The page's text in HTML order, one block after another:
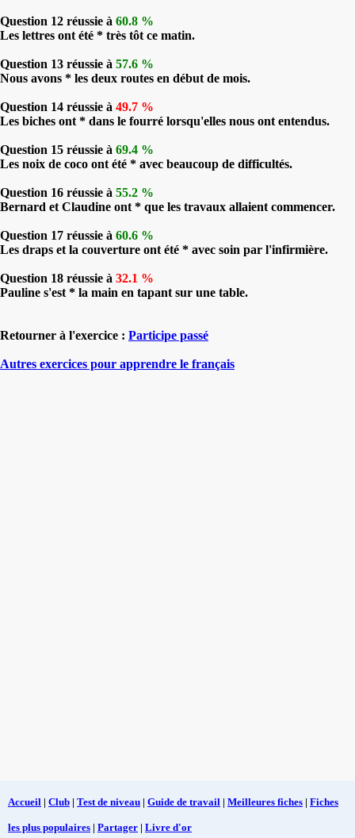
Question 12 réussie à 60.8 %
Les lettres ont été * très tôt ce matin.
Question 13 réussie à 57.6 %
Nous avons * les deux routes en début de mois.
Question 14 réussie à 49.7 %
Les biches ont * dans le fourré lorsqu'elles nous ont entendus.
Question 15 réussie à 69.4 %
Les noix de coco ont été * avec beaucoup de difficultés.
Question 16 réussie à 55.2 %
Bernard et Claudine ont * que les travaux allaient commencer.
Question 17 réussie à 60.6 %
Les draps et la couverture ont été * avec soin par l'infirmière.
Question 18 réussie à 32.1 %
Pauline s'est * la main en tapant sur une table.
Retourner à l'exercice : Participe passé
Autres exercices pour apprendre le français
Accueil | Club | Test de niveau | Guide de travail | Meilleures fiches | Fiches
les plus populaires | Partager | Livre d'or